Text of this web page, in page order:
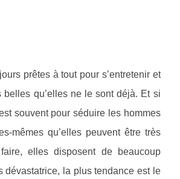
prêtes à tout pour s’entretenir et
belles qu’elles ne le sont déjà. Et si
souvent pour séduire les hommes
mêmes qu’elles peuvent être très
elles disposent de beaucoup
dévastatrice, la plus tendance est le